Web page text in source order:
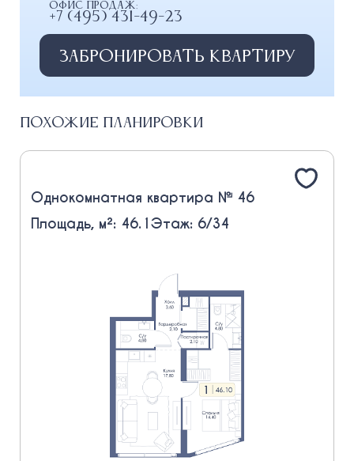
Офис продаж:
+7 (495) 431-49-23
Забронировать квартиру
Похожие планировки
Однокомнатная квартира № 46
Площадь, м²: 46.1 Этаж: 6/34